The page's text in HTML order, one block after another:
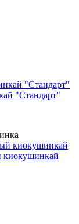
"Стандарт"